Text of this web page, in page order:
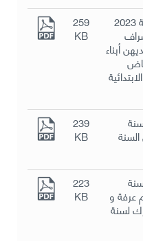
تعميم رقم 7 لسنة 2023
أبناء
259
KB
( 5 ) لسنة
السنة
239
KB
( 4 ) لسنة
عرفة و
لسنة
223
KB